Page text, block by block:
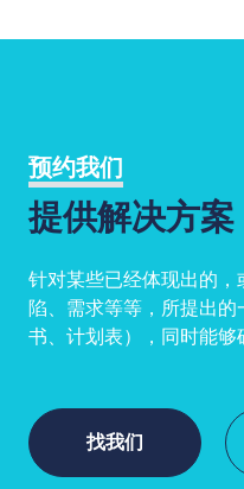
预约我们
提供解决方案
针对某些已经体现出的
陷、需求等等，所提出
书、计划表），同时能
找我们